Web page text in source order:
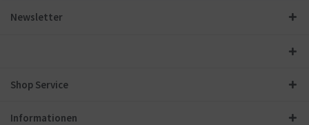
Newsletter
Shop Service
Informationen